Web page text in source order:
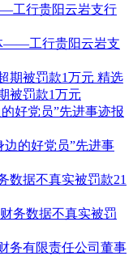
——工行贵阳云岩支
精选
被罚款1万元
边的好党员”先进事
务数据不真实被罚